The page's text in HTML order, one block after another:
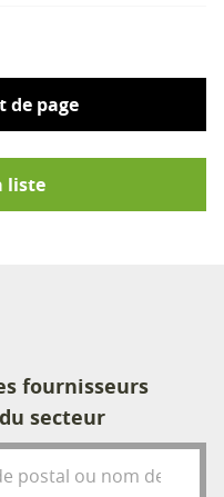
de page
liste
fournisseurs
secteur